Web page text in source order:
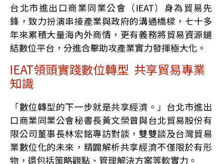
台北市進出口商業同業公會（IEAT）身為貿易先
鋒，致力扮演串接產業與政府的溝通橋樑，七十多
年來累積大量海內外商情，更有義務將貿易資源鏈
結數位平台，分進合擊助攻產業實力發揮極大化。
IEAT領頭實踐數位轉型 共享貿易專業
知識
「數位轉型的下一步就是共享經濟。」台北市進出
口商業同業公會秘書長黃文榮曾與台北貿易股份有
限公司董事長林宏銘專訪對談，雙雙談及台灣貿易
業數位化的未來，精闢解析共享經濟不僅限於有形
物，還包括策略觀點、管理解決方案等軟實力。